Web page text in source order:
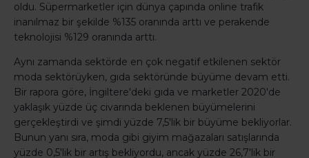
oldu. Süpermarketler için dünya çapında online trafik
inanılmaz bir şekilde %135 oranında arttı ve perakende
teknolojisi %129 oranında arttı.
Aynı zamanda sektörde en çok negatif etkilenen sektör
moda sektörüyken, gıda sektöründe büyüme devam etti.
Bir rapora göre, İngiltere'deki gıda ve marketler 2020'de
yaklaşık yüzde üç civarında beklenen büyümelerini
gerçekleştirdi ve şimdi yüzde 7,5'lik bir büyüme bekliyorlar.
Bunun yanı sıra, moda gibi giyim mağazaları satışlarında
yüzde 0,5'lik bir artış bekliyordu, ancak yüzde 26,7'lik bir